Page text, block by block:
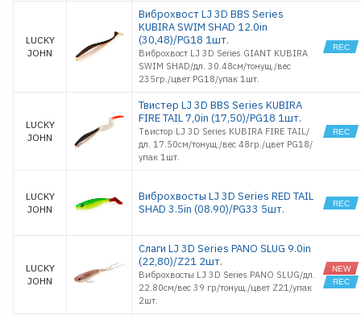
LUCKY
JOHN
Виброхвост LJ 3D BBS Series
KUBIRA SWIM SHAD 12.0in
(30,48)/PG18 1шт.
Виброхвост LJ 3D Series GIANT KUBIRA
SWIM SHAD/дл. 30.48см/тонущ./вес
235гр./цвет PG18/упак 1шт.
LUCKY
JOHN
Твистер LJ 3D BBS Series KUBIRA
FIRE TAIL 7,0in (17,50)/PG18 1шт.
Твистор LJ 3D Series KUBIRA FIRE TAIL/
дл. 17.50см/тонущ./вес 48гр./цвет PG18/
упак 1шт.
LUCKY
JOHN
Виброхвосты LJ 3D Series RED TAIL
SHAD 3.5in (08.90)/PG33 5шт.
LUCKY
JOHN
Слаги LJ 3D Series PANO SLUG 9.0in
(22,80)/Z21 2шт.
Виброхвосты LJ 3D Series PANO SLUG/дл.
22.80см/вес 39 гр/тонущ./цвет Z21/упак
2шт.